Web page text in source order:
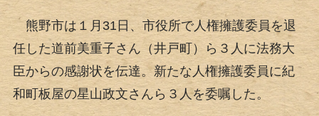
熊野市は１月31日、市役所で人権擁護委員を退
任した道前美重子さん（井戸町）ら３人に法務大
臣からの感謝状を伝達。新たな人権擁護委員に紀
和町板屋の星山政文さんら３人を委嘱した。